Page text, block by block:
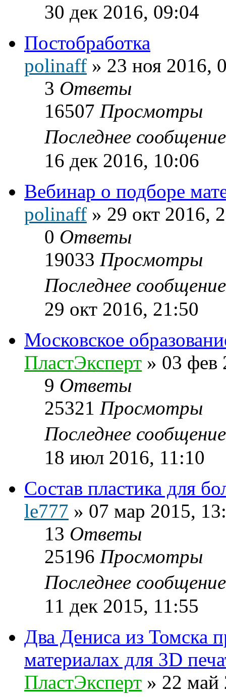
30 дек 2016, 09:04
Постобработка
polinaff » 23 ноя 2016,
3 Ответы
16507 Просмотры
Последнее
16 дек 2016, 10:06
Вебинар о подборе
polinaff » 29 окт 2016,
0 Ответы
19033 Просмотры
Последнее
29 окт 2016, 21:50
Московское
ПластЭксперт » 03 фев
9 Ответы
25321 Просмотры
Последнее
18 июл 2016, 11:10
Состав пластика для
le777 » 07 мар 2015,
13 Ответы
25196 Просмотры
Последнее
11 дек 2015, 11:55
Два Дениса из Томска
материалах для 3D
ПластЭксперт » 22 май